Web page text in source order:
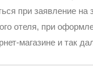
при заявление на
отеля, при
магазине и так